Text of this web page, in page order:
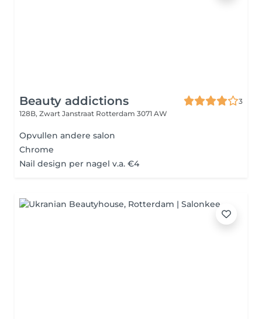
Beauty addictions
3
128B, Zwart Janstraat Rotterdam 3071 AW
Opvullen andere salon
Chrome
Nail design per nagel v.a. €4